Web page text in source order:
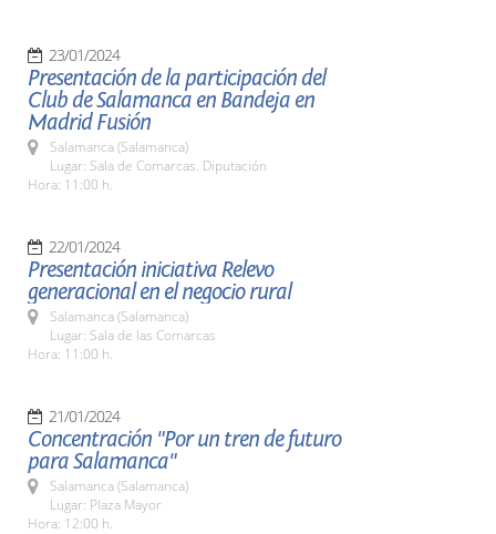
23/01/2024
Presentación de la participación del
Club de Salamanca en Bandeja en
Madrid Fusión
Salamanca (Salamanca)
Lugar: Sala de Comarcas. Diputación
Hora: 11:00 h.
22/01/2024
Presentación iniciativa Relevo
generacional en el negocio rural
Salamanca (Salamanca)
Lugar: Sala de las Comarcas
Hora: 11:00 h.
21/01/2024
Concentración "Por un tren de futuro
para Salamanca"
Salamanca (Salamanca)
Lugar: Plaza Mayor
Hora: 12:00 h.